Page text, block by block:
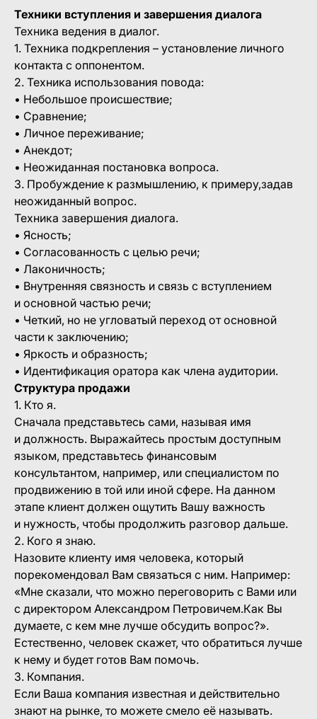
Техники вступления и завершения диалога
Техника ведения в диалог.
1. Техника подкрепления – установление личного
контакта с оппонентом.
2. Техника использования повода:
• Небольшое происшествие;
• Сравнение;
• Личное переживание;
• Анекдот;
• Неожиданная постановка вопроса.
3. Пробуждение к размышлению, к примеру,задав
неожиданный вопрос.
Техника завершения диалога.
• Ясность;
• Согласованность с целью речи;
• Лаконичность;
• Внутренняя связность и связь с вступлением
и основной частью речи;
• Четкий, но не угловатый переход от основной
части к заключению;
• Яркость и образность;
• Идентификация оратора как члена аудитории.
Структура продажи
1. Кто я.
Сначала представьтесь сами, называя имя
и должность. Выражайтесь простым доступным
языком, представьтесь финансовым
консультантом, например, или специалистом по
продвижению в той или иной сфере. На данном
этапе клиент должен ощутить Вашу важность
и нужность, чтобы продолжить разговор дальше.
2. Кого я знаю.
Назовите клиенту имя человека, который
порекомендовал Вам связаться с ним. Например:
«Мне сказали, что можно переговорить с Вами или
с директором Александром Петровичем.Как Вы
думаете, с кем мне лучше обсудить вопрос?».
Естественно, человек скажет, что обратиться лучше
к нему и будет готов Вам помочь.
3. Компания.
Если Ваша компания известная и действительно
знают на рынке, то можете смело её называть.